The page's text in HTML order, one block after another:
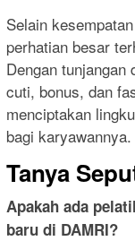
Selain
perhatian besar
Dengan
cuti, bonus, dan
menciptakan
bagi karyawannya.
Tanya
Apakah ada
baru di DAMRI?